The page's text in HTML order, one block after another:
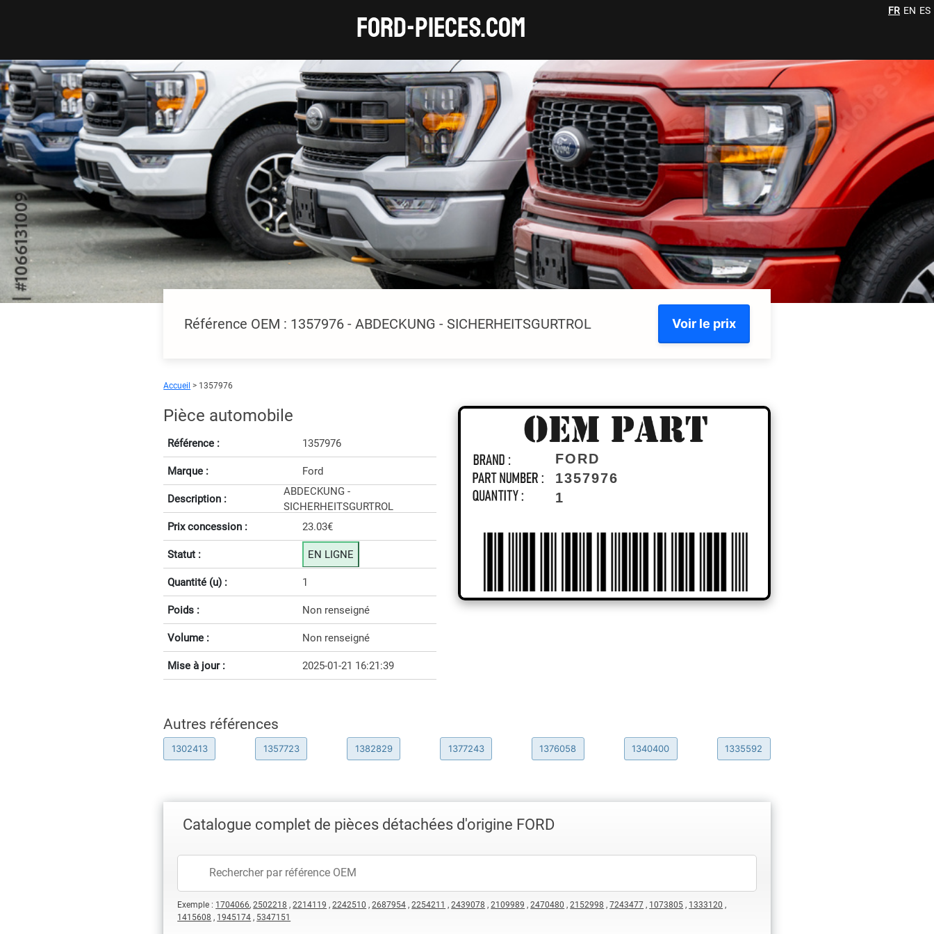
FORD-pieces.com FR EN ES
Référence OEM : 1357976 - ABDECKUNG - SICHERHEITSGURTROL Voir le prix
Accueil > 1357976
Pièce automobile
Référence : 1357976
Marque : Ford
Description :
ABDECKUNG -
SICHERHEITSGURTROL
Prix concession :
23.03€
Statut : EN LIGNE
Quantité (u) : 1
Poids : Non renseigné
Volume : Non renseigné
Mise à jour : 2025-01-21 16:21:39
FORD
1357976
1
Autres références
1302413 1357723 1382829 1377243 1376058 1340400 1335592
Catalogue complet de pièces détachées d'origine FORD
Exemple : 1704066,2502218 ,2214119 ,2242510 ,2687954 ,2254211 ,2439078 ,2109989 ,2470480 ,2152998 ,7243477 , 1073805 , 1333120 ,
1415608 , 1945174 , 5347151